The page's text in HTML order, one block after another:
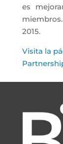
es
2015.
Visita la